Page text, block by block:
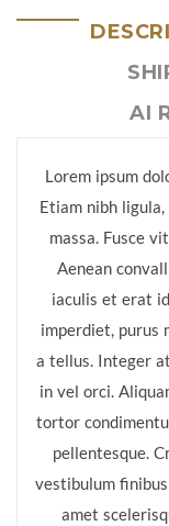
AI
Lorem ipsum
Etiam nibh
massa. Fusce
Aenean
iaculis et erat
imperdiet, purus
a tellus. Integer
in vel orci.
tortor
pellentesque.
vestibulum
amet